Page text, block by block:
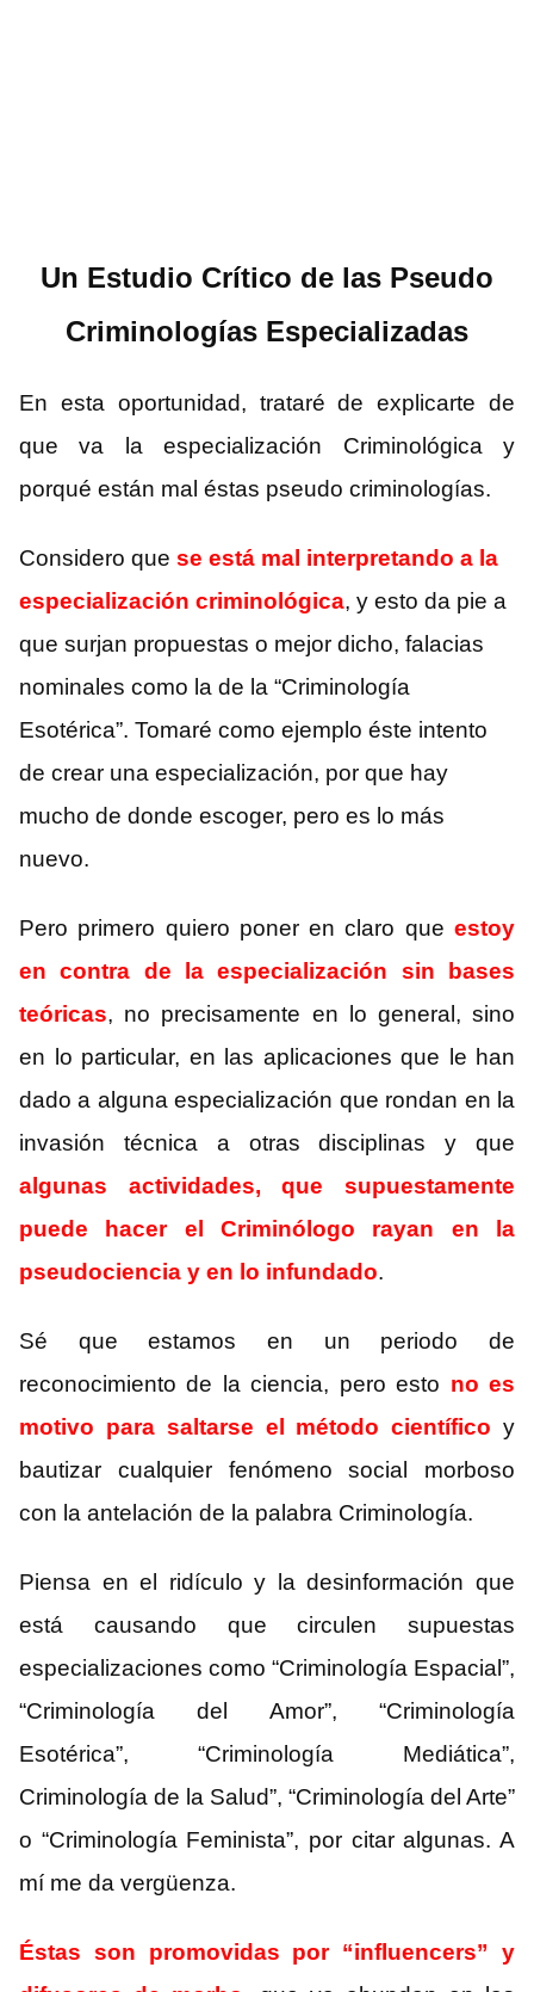
Un Estudio Crítico de las Pseudo
Criminologías Especializadas
En esta oportunidad, trataré de explicarte de
que va la especialización Criminológica y
porqué están mal éstas pseudo criminologías.
Considero que se está mal interpretando a la
especialización criminológica, y esto da pie a
que surjan propuestas o mejor dicho, falacias
nominales como la de la “Criminología
Esotérica”. Tomaré como ejemplo éste intento
de crear una especialización, por que hay
mucho de donde escoger, pero es lo más
nuevo.
Pero primero quiero poner en claro que estoy
en contra de la especialización sin bases
teóricas, no precisamente en lo general, sino
en lo particular, en las aplicaciones que le han
dado a alguna especialización que rondan en la
invasión técnica a otras disciplinas y que
algunas actividades, que supuestamente
puede hacer el Criminólogo rayan en la
pseudociencia y en lo infundado.
Sé que estamos en un periodo de
reconocimiento de la ciencia, pero esto no es
motivo para saltarse el método científico y
bautizar cualquier fenómeno social morboso
con la antelación de la palabra Criminología.
Piensa en el ridículo y la desinformación que
está causando que circulen supuestas
especializaciones como “Criminología Espacial”,
“Criminología del Amor”, “Criminología
Esotérica”, “Criminología Mediática”,
Criminología de la Salud”, “Criminología del Arte”
o “Criminología Feminista”, por citar algunas. A
mí me da vergüenza.
Éstas son promovidas por “influencers” y